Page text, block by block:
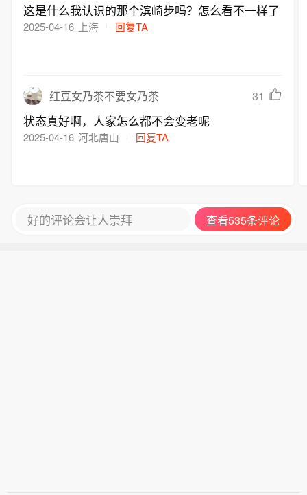
这是什么我认识的那个滨崎步吗？怎么看不一样了
2025-04-16 上海 回复TA
红豆女乃茶不要女乃茶 31
状态真好啊，人家怎么都不会变老呢
2025-04-16 河北唐山 回复TA
好的评论会让人崇拜 查看535条评论